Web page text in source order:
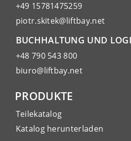
+49 15781475259
piotr.skitek@liftbay.net
BUCHHALTUNG UND
+48 790 543 800
biuro@liftbay.net
PRODUKTE
Teilekatalog
Katalog herunterladen